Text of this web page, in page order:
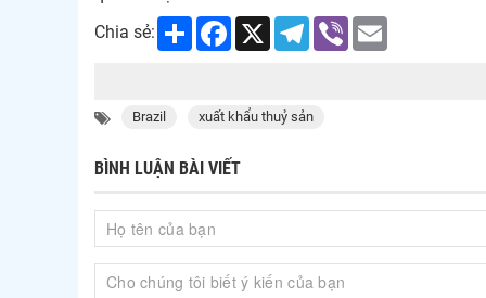
Chia sẻ:
Share Facebook
X Telegram
Viber
Brazil xuất khẩu thuỷ sản
BÌNH LUẬN BÀI VIẾT